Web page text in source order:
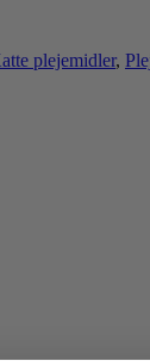
plejemidler,